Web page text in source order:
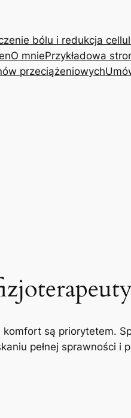
bólu i redukcja
O mniePrzykładowa
przeciążeniowych
są priorytetem.
pełnej sprawności i